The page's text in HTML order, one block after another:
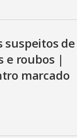
suspeitos de
e roubos |
marcado